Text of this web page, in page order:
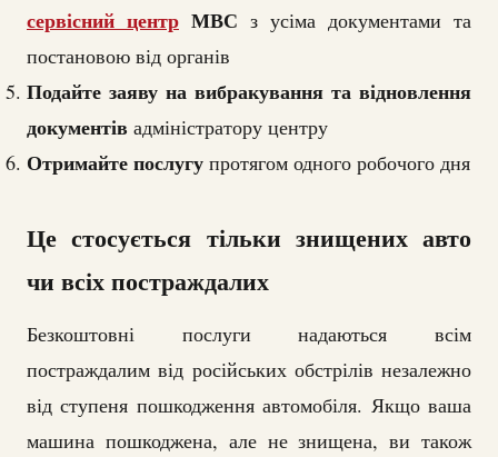
сервісний центр МВС з усіма документами та
постановою від органів
Подайте заяву на вибракування та відновлення
документів адміністратору центру
Отримайте послугу протягом одного робочого дня
Це стосується тільки знищених авто
чи всіх постраждалих
Безкоштовні послуги надаються всім
постраждалим від російських обстрілів незалежно
від ступеня пошкодження автомобіля. Якщо ваша
машина пошкоджена, але не знищена, ви також